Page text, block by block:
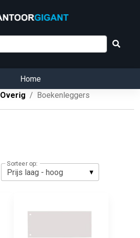
Home
Overig Boekenleggers
Sorteer op: